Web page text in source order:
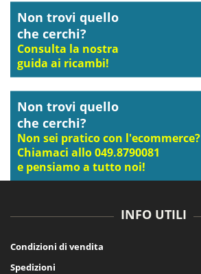
Non trovi quello
che cerchi?
Consulta la nostra
guida ai ricambi!
Non trovi quello
che cerchi?
Non sei pratico con l'ecommerce?
Chiamaci allo 049.8790081
e pensiamo a tutto noi!
INFO UTILI
Condizioni di vendita
Spedizioni